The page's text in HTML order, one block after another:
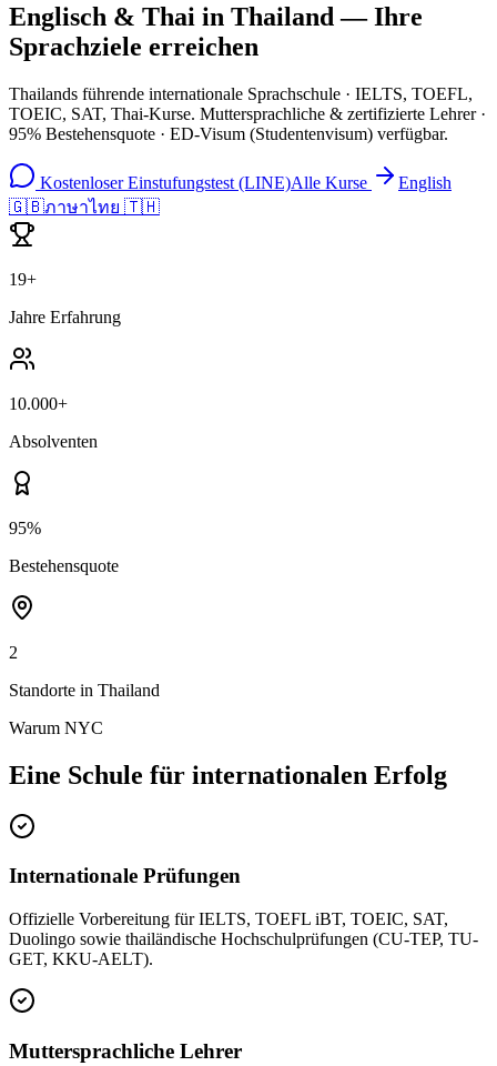
Englisch & Thai in Thailand —Ihre
Sprachziele erreichen
Thailands führende internationale Sprachschule · IELTS, TOEFL,
TOEIC, SAT, Thai-Kurse. Muttersprachliche & zertifizierte Lehrer ·
95% Bestehensquote · ED-Visum (Studentenvisum) verfügbar.
Kostenloser Einstufungstest (LINE)Alle Kurse
English
🇬🇧ภาษาไทย 🇹🇭
19+
Jahre Erfahrung
10.000+
Absolventen
95%
Bestehensquote
2
Standorte in Thailand
Warum NYC
Eine Schule für internationalen Erfolg
Internationale Prüfungen
Offizielle Vorbereitung für IELTS, TOEFL iBT, TOEIC, SAT,
Duolingo sowie thailändische Hochschulprüfungen (CU-TEP, TU-
GET, KKU-AELT).
Muttersprachliche Lehrer